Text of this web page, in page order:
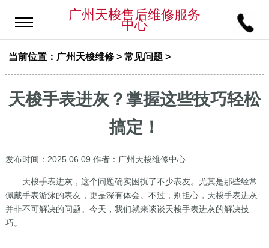
广州天梭售后维修服务
中心
当前位置： 广州天梭维修> 常见问题>
天梭手表进灰？掌握这些技巧轻松
搞定！
发布时间：2025.06.09 作者：广州天梭维修中心
天梭手表进灰，这个问题确实困扰了不少表友。尤其是那些经常
佩戴手表游泳的表友，更是深有体会。不过，别担心，天梭手表进灰
并非不可解决的问题。今天，我们就来谈谈天梭手表进灰的解决技
巧。